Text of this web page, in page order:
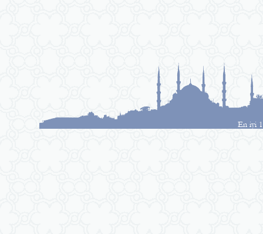
En iyi